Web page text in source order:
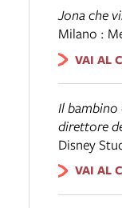
Jona che
Milano :
VAI AL
Il bambino
direttore
Disney
VAI AL